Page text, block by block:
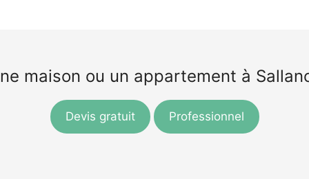
maison ou un appartement à
Devis gratuit Professionnel